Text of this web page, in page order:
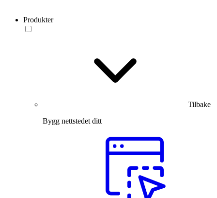
Produkter
Tilbake
Bygg nettstedet ditt